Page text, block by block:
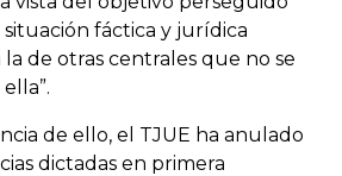
fáctica y jurídica
de otras centrales que no se
de ello, el TJUE ha anulado
dictadas en primera